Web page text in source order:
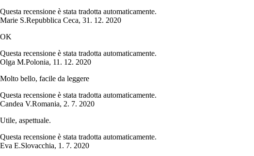
Questa recensione è stata tradotta automaticamente.
Marie S.Repubblica Ceca, 31. 12. 2020
OK
Questa recensione è stata tradotta automaticamente.
Olga M.Polonia, 11. 12. 2020
Molto bello, facile da leggere
Questa recensione è stata tradotta automaticamente.
Candea V.Romania, 2. 7. 2020
Utile, aspettuale.
Questa recensione è stata tradotta automaticamente.
Eva E.Slovacchia, 1. 7. 2020